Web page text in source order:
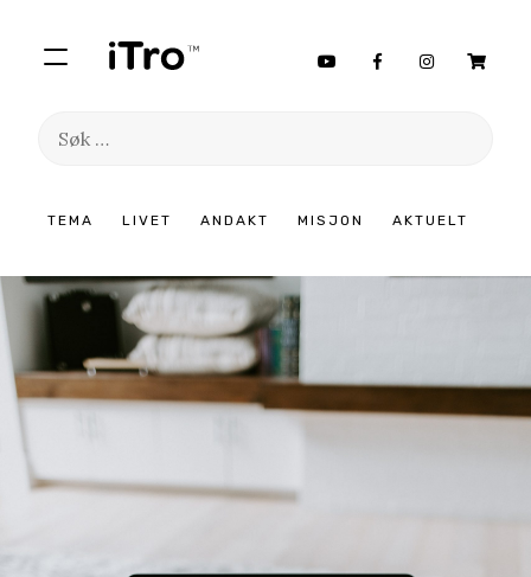
TEMA LIVET ANDAKT MISJON AKTUELT
Søk
innhold